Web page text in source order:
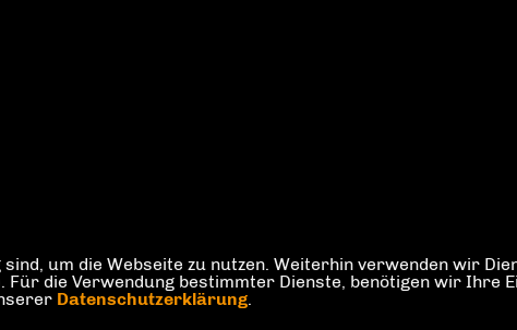
um die Webseite zu nutzen. Weiterhin verwenden wir
die Verwendung bestimmter Dienste, benötigen wir Ihre
Datenschutzerklärung.